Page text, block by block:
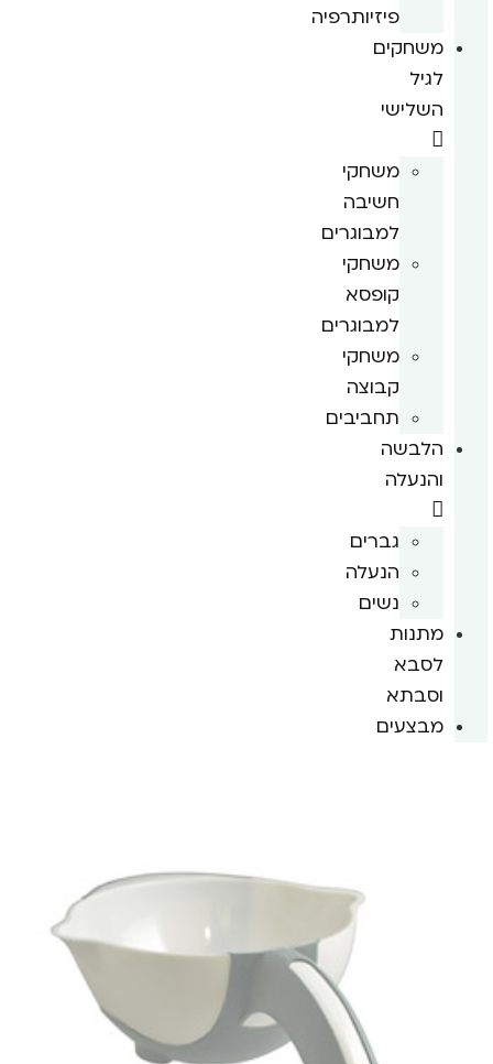
פיזיותרפיה
משחקים
לגיל
השלישי
משחקי
חשיבה
למבוגרים
משחקי
קופסא
למבוגרים
משחקי
קבוצה
תחביבים
הלבשה
והנעלה
גברים
הנעלה
נשים
מתנות
לסבא
וסבתא
מבצעים